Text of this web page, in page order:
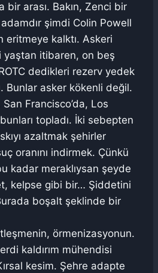
arası. Bakın, Zenci bir
şimdi Colin Powell
eritmeye kalktı. Askeri
yaştan itibaren, on beş
dedikleri rezerv yedek
Bunlar asker kökenli değil.
Francisco’da, Los
topladı. İki sebepten
azaltmak şehirler
oranını indirmek. Çünkü
kadar meraklıysan şeyde
kelpse gibi bir… Şiddetini
boşalt şeklinde bir
örmenizasyonun.
kaldırım mühendisi
kesim. Şehre adapte